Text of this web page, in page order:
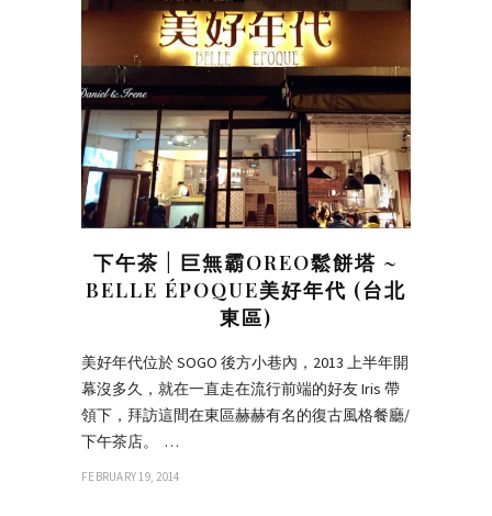
下午茶 | 巨無霸OREO鬆餅塔 ~
BELLE ÉPOQUE美好年代 (台北
東區)
美好年代位於 SOGO 後方小巷內，2013 上半年開
幕沒多久，就在一直走在流行前端的好友 Iris 帶
領下，拜訪這間在東區赫赫有名的復古風格餐廳/
下午茶店。 …
FEBRUARY 19, 2014